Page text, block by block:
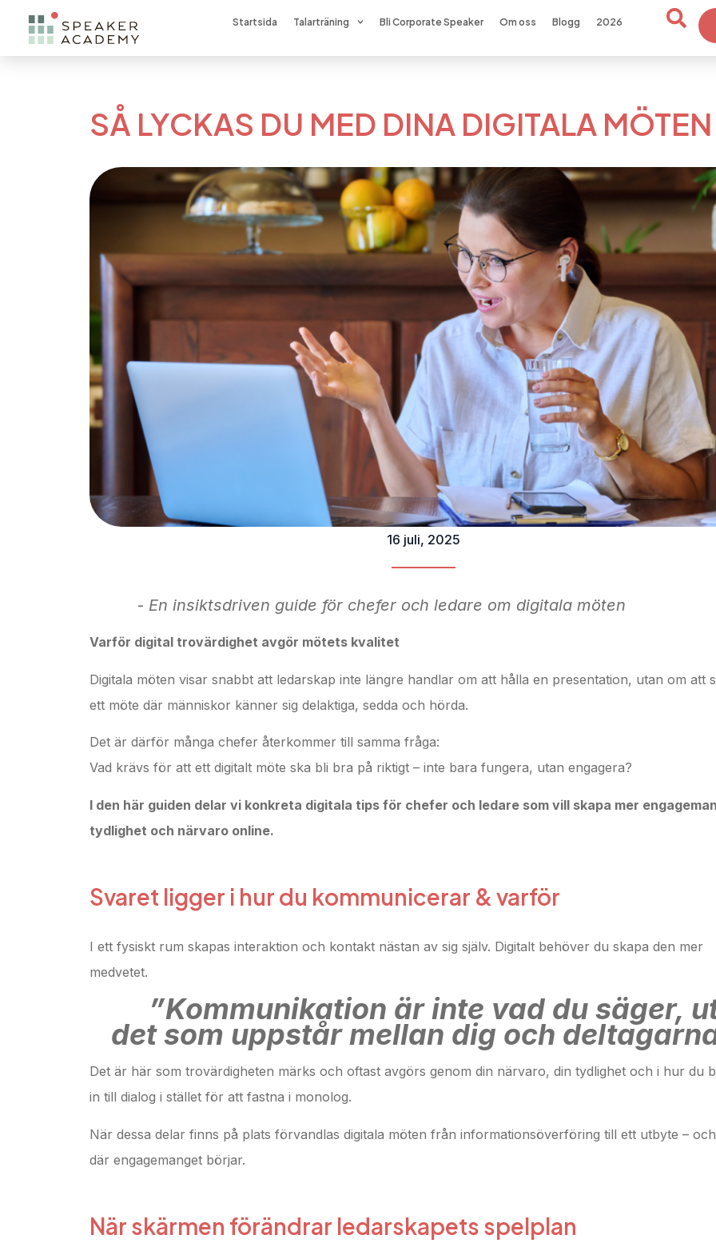
Startsida Talarträning Bli Corporate Speaker Om oss Blogg 2026
SÅ LYCKAS DU MED DINA DIGITALA MÖTEN
16 juli, 2025
- En insiktsdriven guide för chefer och ledare om digitala möten
Varför digital trovärdighet avgör mötets kvalitet
Digitala möten visar snabbt att ledarskap inte längre handlar om att hålla en presentation, utan om att
ett möte där människor känner sig delaktiga, sedda och hörda.
Det är därför många chefer återkommer till samma fråga:
Vad krävs för att ett digitalt möte ska bli bra på riktigt – inte bara fungera, utan engagera?
I den här guiden delar vi konkreta digitala tips för chefer och ledare som vill skapa mer
tydlighet och närvaro online.
Svaret ligger i hur du kommunicerar & varför
I ett fysiskt rum skapas interaktion och kontakt nästan av sig själv. Digitalt behöver du skapa den mer
medvetet.
”Kommunikation är inte vad du säger,
det som uppstår mellan dig och
Det är här som trovärdigheten märks och oftast avgörs genom din närvaro, din tydlighet och i hur du
in till dialog i stället för att fastna i monolog.
När dessa delar finns på plats förvandlas digitala möten från informationsöverföring till ett utbyte –
där engagemanget börjar.
När skärmen förändrar ledarskapets spelplan